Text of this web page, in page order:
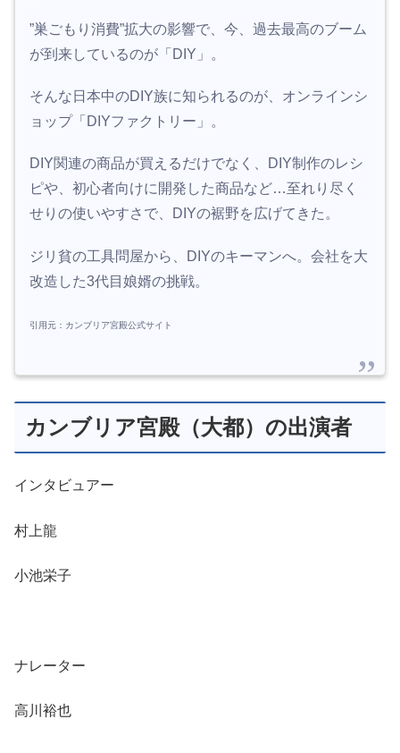
”巣ごもり消費”拡大の影響で、今、過去最高のブーム
が到来しているのが「DIY」。
そんな日本中のDIY族に知られるのが、オンラインシ
ョップ「DIYファクトリー」。
DIY関連の商品が買えるだけでなく、DIY制作のレシ
ピや、初心者向けに開発した商品など…至れり尽く
せりの使いやすさで、DIYの裾野を広げてきた。
ジリ貧の工具問屋から、DIYのキーマンへ。会社を大
改造した3代目娘婿の挑戦。
引用元：カンブリア宮殿公式サイト
カンブリア宮殿（大都）の出演者
インタビュアー
村上龍
小池栄子
ナレーター
高川裕也